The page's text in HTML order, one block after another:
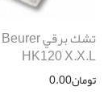
HK120 X.X.L
تومان0.00